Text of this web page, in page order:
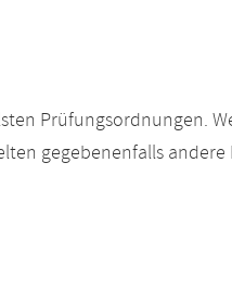
Prüfungsordnungen.
gegebenenfalls andere